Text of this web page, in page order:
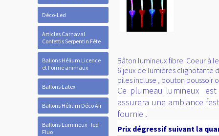
Déco-Led
Articles Carnaval
Confettis Serpentin Fête
Ballons Hélium Licence
et Forme animaux
Ballons Latex
Ballons Hélium Déco Air
Ballons Lumineux - led -
Fluo
Bâton lumineux fibre Coeur à
6 jeux de lumières clignotante
piles incluse , bouton poussoir
Ce plumeau lumineux
assurera une ambiance
fournie .
Prix dégressif suivant la